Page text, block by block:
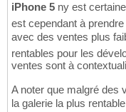
iPhone 5 ny est
est cependant à
avec des ventes plus
rentables pour les
ventes sont à
A noter que malgré des
la galerie la plus rentable